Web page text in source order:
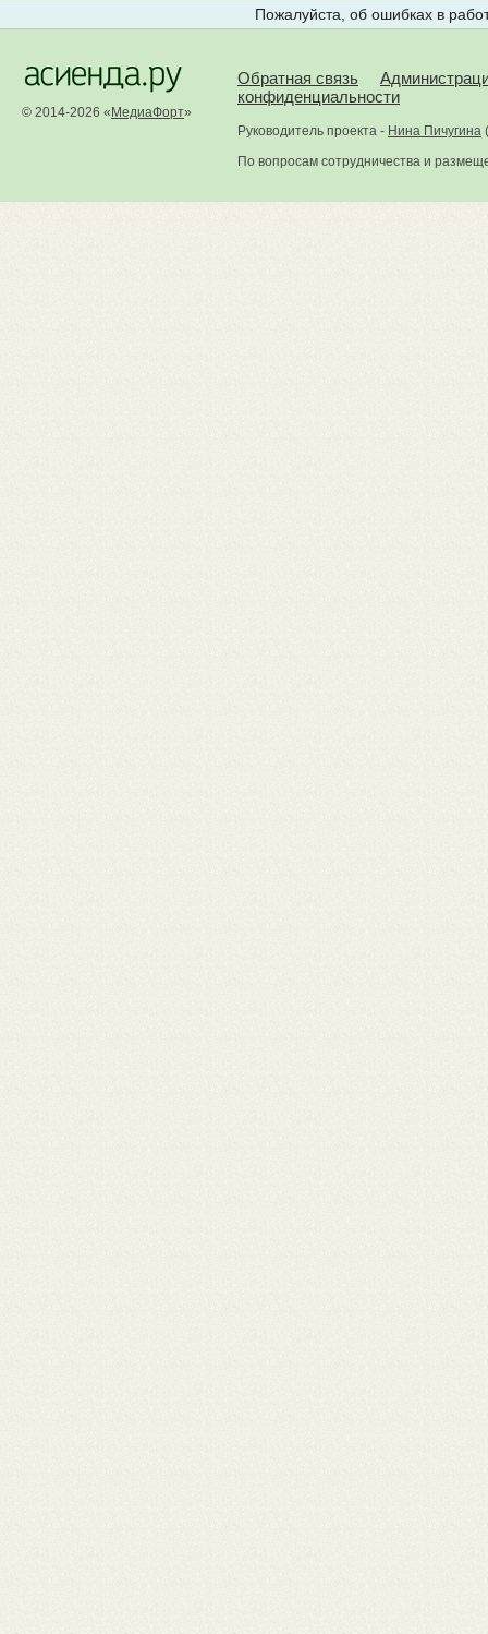
Пожалуйста, об ошибках в
© 2014-2026 « МедиаФорт»
Обратная связь
конфиденциальности
Руководитель проекта - Нина Пичугина (
По вопросам сотрудничества и